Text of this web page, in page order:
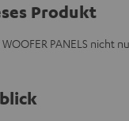
Produkt
PANELS nicht